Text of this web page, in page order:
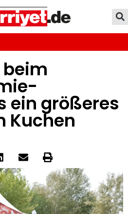
beim
ein größeres
Kuchen